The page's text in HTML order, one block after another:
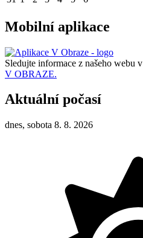
Mobilní aplikace
Sledujte informace z našeho webu v
V OBRAZE.
Aktuální počasí
dnes, sobota 8. 8. 2026